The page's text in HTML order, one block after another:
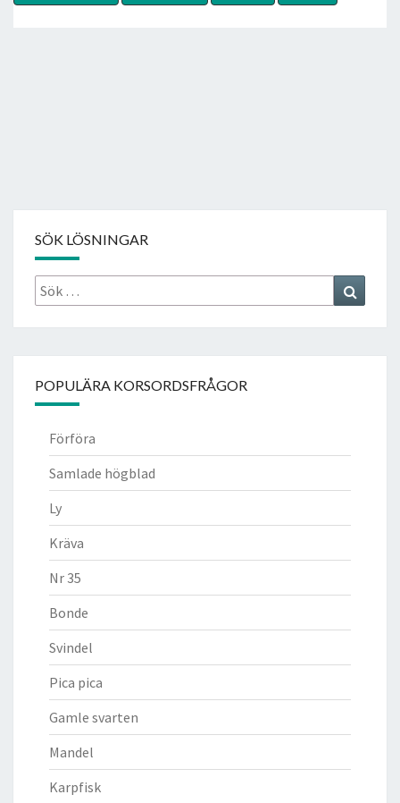
SÖK LÖSNINGAR
Sök
efter:
POPULÄRA KORSORDSFRÅGOR
Förföra
Samlade högblad
Ly
Kräva
Nr 35
Bonde
Svindel
Pica pica
Gamle svarten
Mandel
Karpfisk